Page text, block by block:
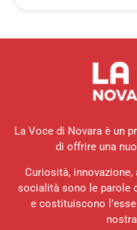
La Voce di Novara è un
di offrire una
Curiosità,
socialità sono le parole
e costituiscono